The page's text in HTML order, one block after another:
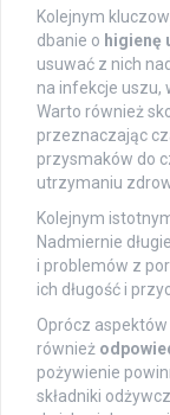
Kolejnym
dbanie o higienę
usuwać z nich
na infekcje uszu,
Warto również
przeznaczając
przysmaków do
utrzymaniu
Kolejnym
Nadmiernie
i problemów z
ich długość i
Oprócz
również
pożywienie
składniki